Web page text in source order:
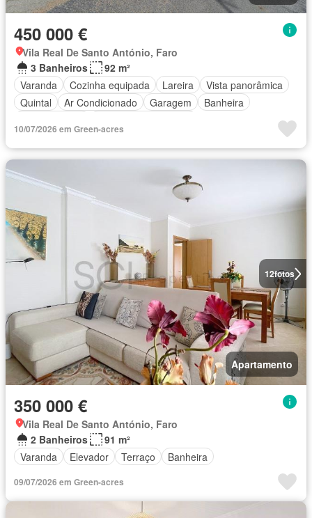
450 000 €
Vila Real De Santo António, Faro
3 Banheiros
92 m²
Varanda
Cozinha equipada Lareira
Vista panorâmica
Quintal
Ar Condicionado Garagem
Banheira
10/07/2026 em Green-acres
12fotos
Apartamento
350 000 €
Vila Real De Santo António, Faro
2 Banheiros
91 m²
Varanda
Elevador Terraço Banheira
09/07/2026 em Green-acres